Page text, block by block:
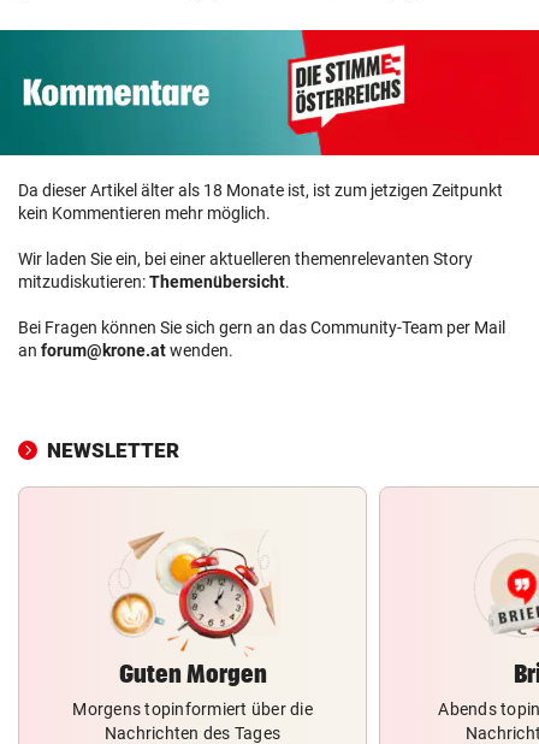
Da dieser Artikel älter als 18 Monate ist, ist zum jetzigen Zeitpunkt
kein Kommentieren mehr möglich.
Wir laden Sie ein, bei einer aktuelleren themenrelevanten Story
mitzudiskutieren:Themenübersicht.
Bei Fragen können Sie sich gern an das Community-Team per Mail
an forum@krone.atwenden.
NEWSLETTER
Guten Morgen
Morgens topinformiert über die
Nachrichten des Tages
Abends